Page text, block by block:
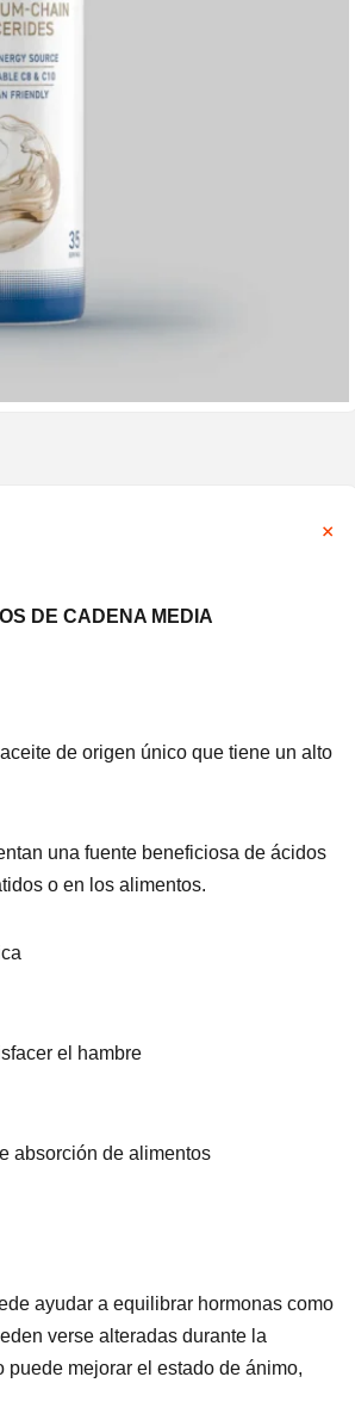
DE CADENA MEDIA
de origen único que tiene un alto
una fuente beneficiosa de ácidos
o en los alimentos.
el hambre
absorción de alimentos
ayudar a equilibrar hormonas como
verse alteradas durante la
mejorar el estado de ánimo,